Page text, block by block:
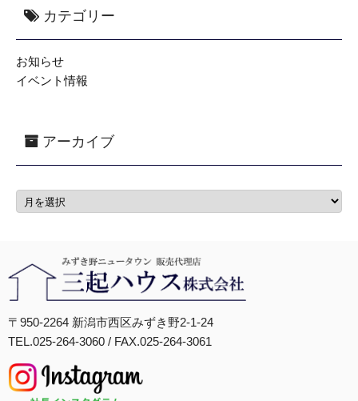
カテゴリー
お知らせ
イベント情報
アーカイブ
〒950-2264 新潟市西区みずき野2-1-24
TEL.025-264-3060 / FAX.025-264-3061